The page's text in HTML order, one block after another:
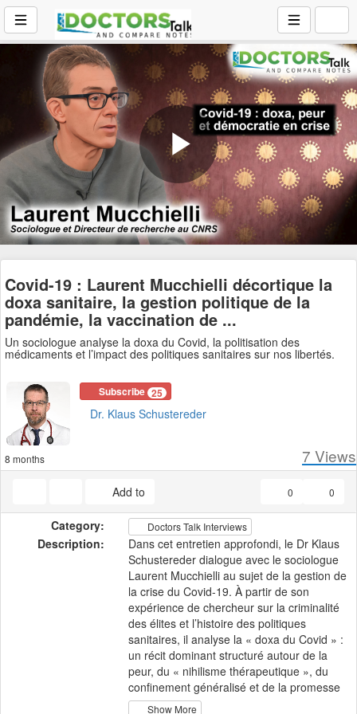
Play
Video
Covid-19 : Laurent Mucchielli décortique la
doxa sanitaire, la gestion politique de la
pandémie, la vaccination de ...
Un sociologue analyse la doxa du Covid, la politisation des
médicaments et l’impact des politiques sanitaires sur nos libertés.
Subscribe 25
Dr. Klaus Schustereder
8 months 7 Views
Add to 0
0
Category: Doctors Talk Interviews
Description:
Dans cet entretien approfondi, le Dr Klaus
Schustereder dialogue avec le sociologue
Laurent Mucchielli au sujet de la gestion de
la crise du Covid-19. À partir de son
expérience de chercheur sur la criminalité
des élites et l’histoire des politiques
sanitaires, il analyse la « doxa du Covid » :
un récit dominant structuré autour de la
peur, du « nihilisme thérapeutique », du
confinement généralisé et de la promesse
du vaccin comme unique issue.
Show More